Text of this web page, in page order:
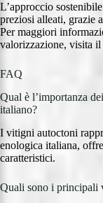
L’approccio
preziosi alleati, grazie
Per maggiori
valorizzazione, visita il
FAQ
Qual è l’importanza
italiano?
I vitigni autoctoni
enologica italiana,
caratteristici.
Quali sono i principali